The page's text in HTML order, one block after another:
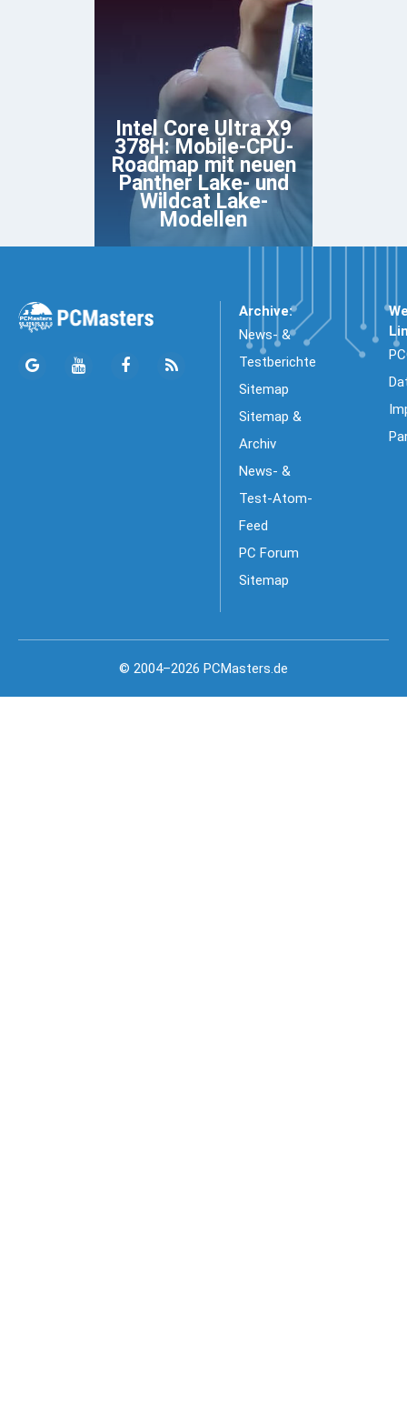
Intel Core Ultra X9
378H: Mobile-CPU-
Roadmap mit neuen
Panther Lake- und
Wildcat Lake-
Modellen
Archive:
News- &
Testberichte
Sitemap
Sitemap &
Archiv
News- &
Test-Atom-
Feed
PC Forum
Sitemap
© 2004–2026 PCMasters.de